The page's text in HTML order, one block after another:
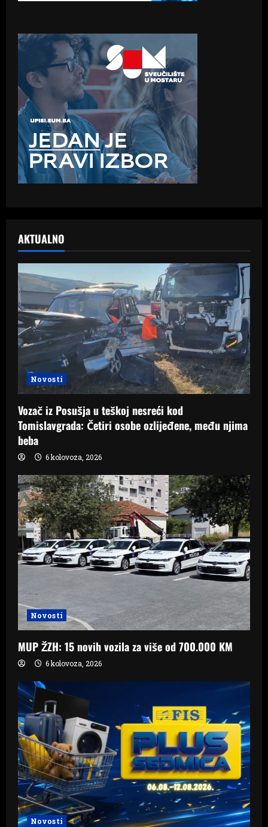
AKTUALNO
Novosti
Vozač iz Posušja u teškoj nesreći kod
Tomislavgrada: Četiri osobe ozlijeđene, među njima
beba
6 kolovoza, 2026
Novosti
MUP ŽZH: 15 novih vozila za više od 700.000 KM
6 kolovoza, 2026
Novosti